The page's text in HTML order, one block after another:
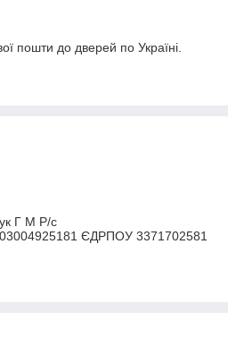
пошти до дверей по Україні.
Г М Р/c
ЄДРПОУ 3371702581